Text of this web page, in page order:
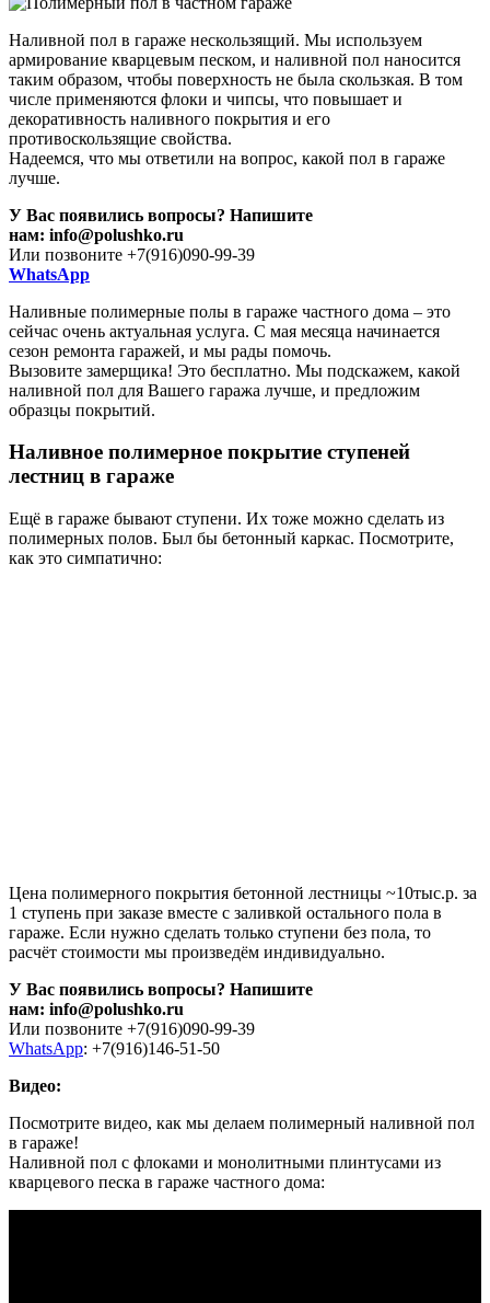
Наливной пол в гараже нескользящий. Мы используем
армирование кварцевым песком, и наливной пол наносится
таким образом, чтобы поверхность не была скользкая. В том
числе применяются флоки и чипсы, что повышает и
декоративность наливного покрытия и его
противоскользящие свойства.
Надеемся, что мы ответили на вопрос, какой пол в гараже
лучше.
У Вас появились вопросы? Напишите
нам: info@polushko.ru
Или позвоните +7(916)090-99-39
WhatsApp
Наливные полимерные полы в гараже частного дома – это
сейчас очень актуальная услуга. С мая месяца начинается
сезон ремонта гаражей, и мы рады помочь.
Вызовите замерщика! Это бесплатно. Мы подскажем, какой
наливной пол для Вашего гаража лучше, и предложим
образцы покрытий.
Наливное полимерное покрытие ступеней
лестниц в гараже
Ещё в гараже бывают ступени. Их тоже можно сделать из
полимерных полов. Был бы бетонный каркас. Посмотрите,
как это симпатично:
Цена полимерного покрытия бетонной лестницы ~10тыс.р. за
1 ступень при заказе вместе с заливкой остального пола в
гараже. Если нужно сделать только ступени без пола, то
расчёт стоимости мы произведём индивидуально.
У Вас появились вопросы? Напишите
нам: info@polushko.ru
Или позвоните +7(916)090-99-39
WhatsApp: +7(916)146-51-50
Видео:
Посмотрите видео, как мы делаем полимерный наливной пол
в гараже!
Наливной пол с флоками и монолитными плинтусами из
кварцевого песка в гараже частного дома: